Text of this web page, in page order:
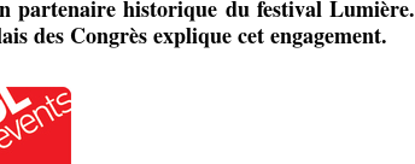
partenaire historique du festival Lumière.
des Congrès explique cet engagement.